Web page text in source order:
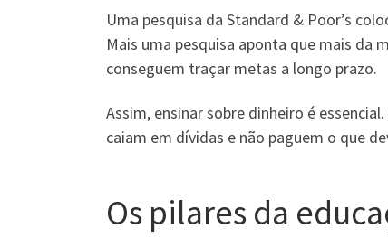
Uma pesquisa da Standard & Poor’s
Mais uma pesquisa aponta que mais da
conseguem traçar metas a longo prazo.
Assim, ensinar sobre dinheiro é
caiam em dívidas e não paguem o que
Os pilares da